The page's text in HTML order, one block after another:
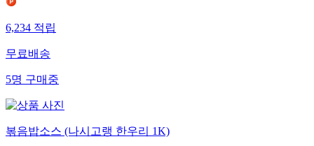
6,234 적립
무료배송
5명 구매중
볶음밥소스 (나시고랭 한우리 1K)